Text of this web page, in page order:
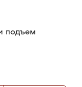
подъем